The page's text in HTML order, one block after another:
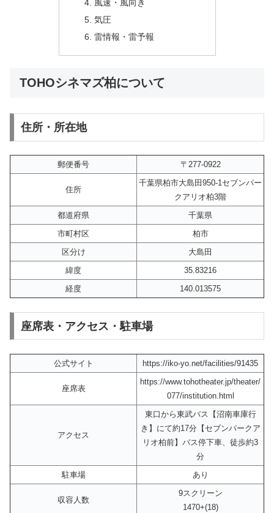
風速・風向き
気圧
雷情報・雷予報
TOHOシネマズ柏について
住所・所在地
郵便番号 〒277-0922
住所
千葉県柏市大島田950-1セブンパー
クアリオ柏3階
都道府県
千葉県
市町村区
柏市
区分け
大島田
緯度
35.83216
経度
140.013575
座席表・アクセス・駐車場
公式サイト https://iko-yo.net/facilities/91435
座席表
https://www.tohotheater.jp/theater/
077/institution.html
アクセス
東口から東武バス【沼南車庫行
き】にて約17分【セブンパークア
リオ柏前】バス停下車、徒歩約3
分
駐車場
あり
収容人数
9スクリーン
1470+(18)